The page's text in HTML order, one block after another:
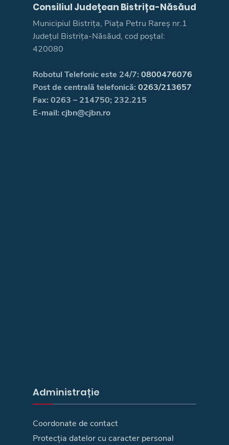
Consiliul Judeţean Bistrița-Năsăud
Municipiul Bistrița, Piața Petru Rareș nr.1
Județul Bistrița-Năsăud, cod poștal:
420080
Robotul Telefonic este 24/7: 0800476076
Post de centrală telefonică: 0263/213657
Fax: 0263 – 214750; 232.215
E-mail: cjbn@cjbn.ro
Administrație
Coordonate de contact
Protecția datelor cu caracter personal